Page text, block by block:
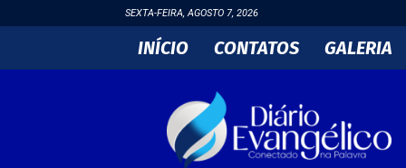
SEXTA-FEIRA, AGOSTO 7, 2026
INÍCIO CONTATOS GALERIA
DIÁRIO
EVANGÉLICO